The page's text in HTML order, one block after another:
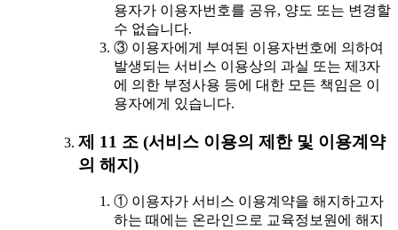
용자가 이용자번호를 공유, 양도 또는 변경할
수 없습니다.
③ 이용자에게 부여된 이용자번호에 의하여
발생되는 서비스 이용상의 과실 또는 제3자
에 의한 부정사용 등에 대한 모든 책임은 이
용자에게 있습니다.
제 11 조 (서비스 이용의 제한 및 이용계약
의 해지)
① 이용자가 서비스 이용계약을 해지하고자
하는 때에는 온라인으로 교육정보원에 해지